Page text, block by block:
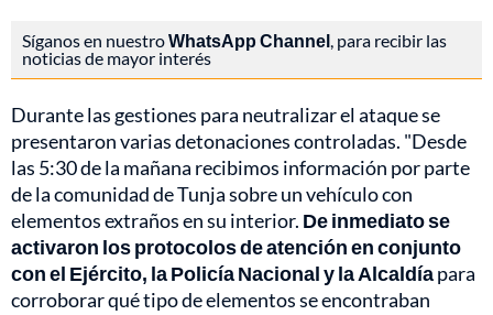
Síganos en nuestroWhatsApp Channel, para recibir las
noticias de mayor interés
Durante las gestiones para neutralizar el ataque se
presentaron varias detonaciones controladas. "Desde
las 5:30 de la mañana recibimos información por parte
de la comunidad de Tunja sobre un vehículo con
elementos extraños en su interior. De inmediato se
activaron los protocolos de atención en conjunto
con el Ejército, la Policía Nacional y la Alcaldíapara
corroborar qué tipo de elementos se encontraban